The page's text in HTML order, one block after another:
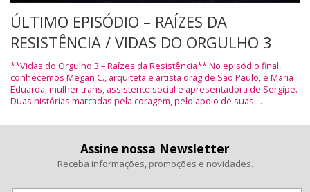
ÚLTIMO EPISÓDIO – RAÍZES DA
RESISTÊNCIA / VIDAS DO ORGULHO 3
**Vidas do Orgulho 3 – Raízes da Resistência** No episódio final,
conhecemos Megan C., arquiteta e artista drag de São Paulo, e Maria
Eduarda, mulher trans, assistente social e apresentadora de Sergipe.
Duas histórias marcadas pela coragem, pelo apoio de suas ...
Assine nossa Newsletter
Receba informações, promoções e novidades.